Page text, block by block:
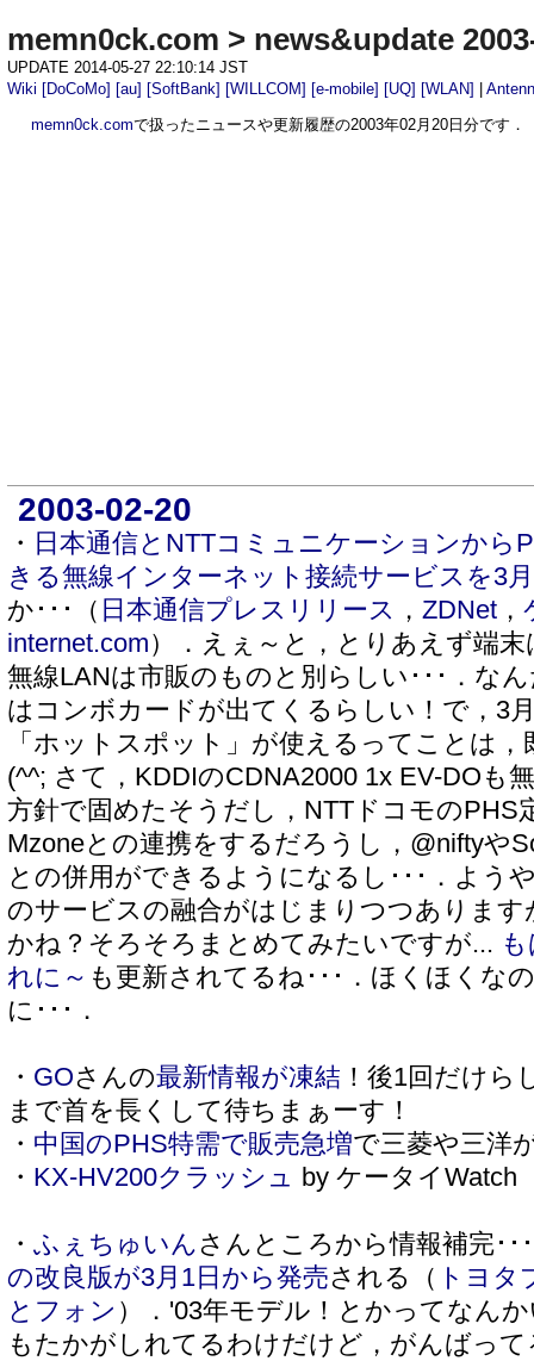
memn0ck.com > news&update
UPDATE 2014-05-27 22:10:14 JST
Wiki [DoCoMo] [au] [SoftBank] [WILLCOM] [e-mobile] [UQ] [WLAN] |
memn0ck.comで扱ったニュースや更新履歴の2003年02月20日分です．
2003-02-20
・ 日本通信とNTTコミュニケーションから
きる無線インターネット接続サービスを3
か･･･（ 日本通信プレスリリース ，ZDNet ，
internet.com）．えぇ～と，とりあえず端
無線LANは市販のものと別らしい･･･．な
はコンボカードが出てくるらしい！で，3
「ホットスポット」が使えるってことは
(^^; さて，KDDIのCDNA2000 1x EV-DOも
方針で固めたそうだし，NTTドコモのPHS
Mzoneとの連携をするだろうし，@niftyや
との併用ができるようになるし･･･．よう
のサービスの融合がはじまりつつありま
かね？そろそろまとめてみたいですが...
れに～ も更新されてるね･･･．ほくほくな
に･･･．
・ GOさんの最新情報が凍結 ！後1回だけら
まで首を長くして待ちまぁーす！
・ 中国のPHS特需で販売急増で三菱や三洋
・ KX-HV200クラッシュ by ケータイWatch
・ふぇちゅいん さんところから情報補完･･
の改良版が3月1日から発売される（ トヨタ
とフォン ）．'03年モデル！とかってなん
もたかがしれてるわけだけど，がんばっ